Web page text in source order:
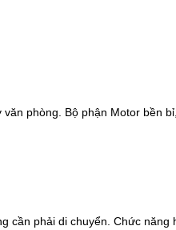
phòng. Bộ phận Motor bền
cần phải di chuyển. Chức năng